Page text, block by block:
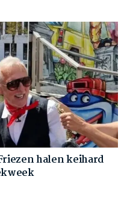
halen keihard